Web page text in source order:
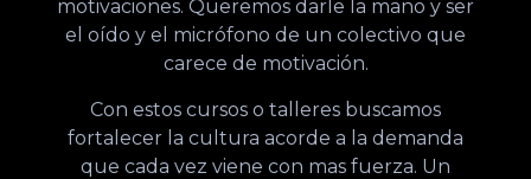
motivaciones. Queremos darle la mano y ser
el oído y el micrófono de un colectivo que
carece de motivación.
Con estos cursos o talleres buscamos
fortalecer la cultura acorde a la demanda
que cada vez viene con mas fuerza. Un